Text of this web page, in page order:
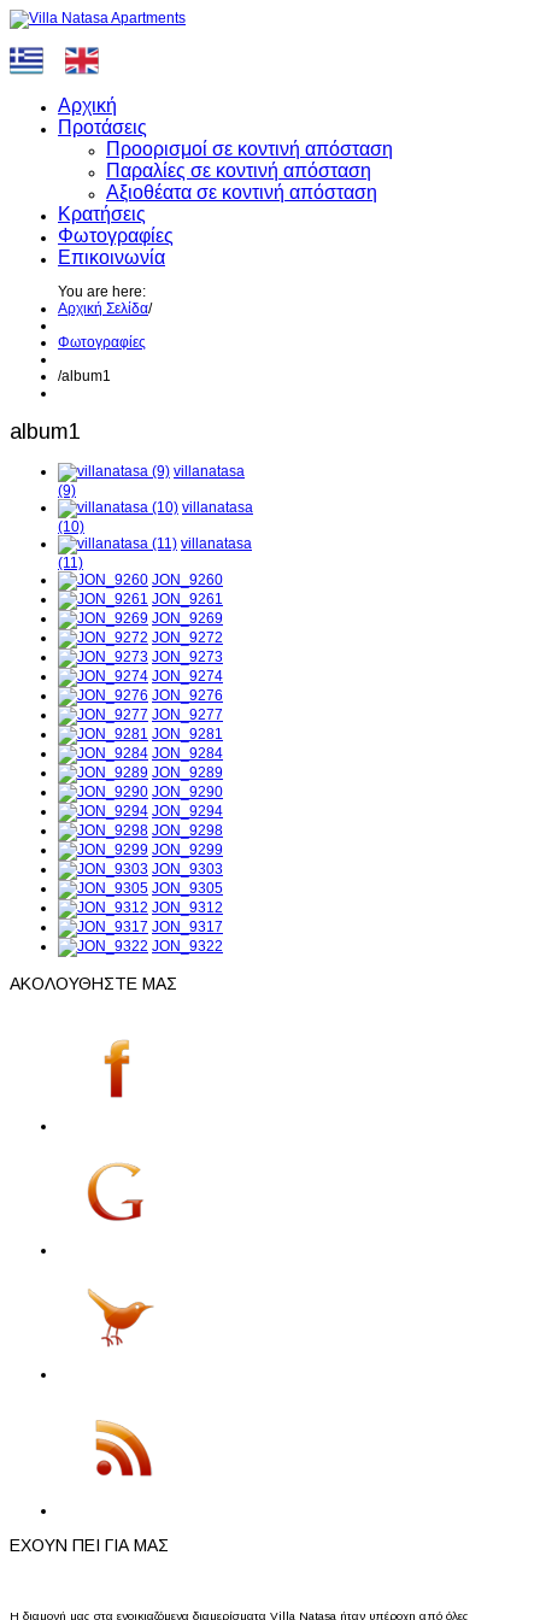
Αρχική
Προτάσεις
Προορισμοί σε κοντινή απόσταση
Παραλίες σε κοντινή απόσταση
Αξιοθέατα σε κοντινή απόσταση
Κρατήσεις
Φωτογραφίες
Επικοινωνία
You are here:
Αρχική Σελίδα/
Φωτογραφίες
/album1
album1
villanatasa
(9)
villanatasa
(10)
villanatasa
(11)
JON_9260
JON_9261
JON_9269
JON_9272
JON_9273
JON_9274
JON_9276
JON_9277
JON_9281
JON_9284
JON_9289
JON_9290
JON_9294
JON_9298
JON_9299
JON_9303
JON_9305
JON_9312
JON_9317
JON_9322
ΑΚΟΛΟΥΘΗΣΤΕ ΜΑΣ
ΕΧΟΥΝ ΠΕΙ ΓΙΑ ΜΑΣ
Η διαμονή μας στα ενοικιαζόμενα διαμερίσματα Villa Natasa ήταν υπέροχη από όλες